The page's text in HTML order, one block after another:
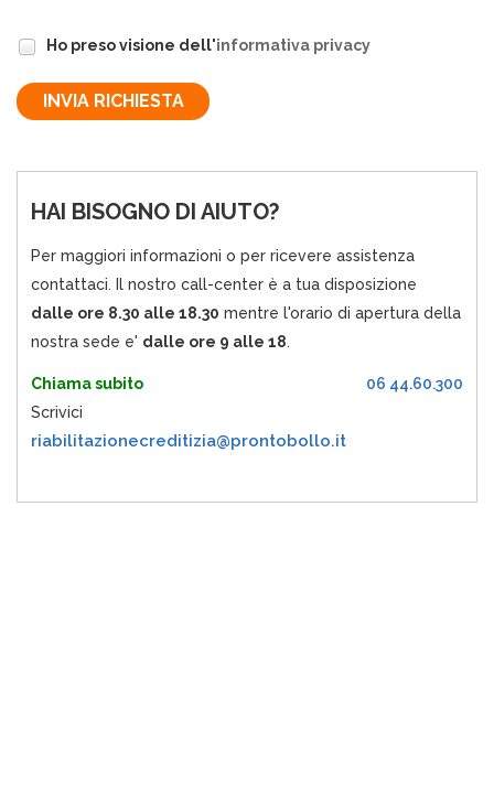
Ho preso visione dell'informativa privacy
HAI BISOGNO DI AIUTO?
Per maggiori informazioni o per ricevere assistenza
contattaci. Il nostro call-center è a tua disposizione
dalle ore 8.30 alle 18.30 mentre l'orario di apertura della
nostra sede e' dalle ore 9 alle 18.
Chiama subito
06 44.60.300
Scrivici
riabilitazionecreditizia@prontobollo.it